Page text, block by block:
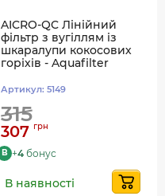
AICRO-QC Лінійний
фільтр з вугіллям із
шкаралупи кокосових
горіхів - Aquafilter
Артикул: 5149
315
307 грн
B +4 бонус
В наявності